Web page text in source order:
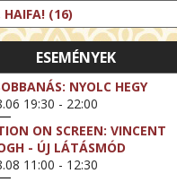
HAIFA! (16)
ESEMÉNYEK
NYOLC HEGY
19:30 - 22:00
ON SCREEN: VINCENT
- ÚJ LÁTÁSMÓD
11:00 - 12:30